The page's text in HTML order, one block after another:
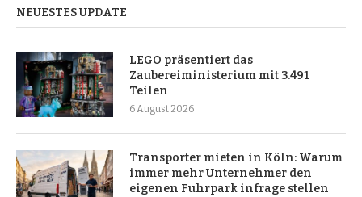
NEUESTES UPDATE
LEGO präsentiert das
Zaubereiministerium mit 3.491
Teilen
6 August 2026
Transporter mieten in Köln: Warum
immer mehr Unternehmer den
eigenen Fuhrpark infrage stellen